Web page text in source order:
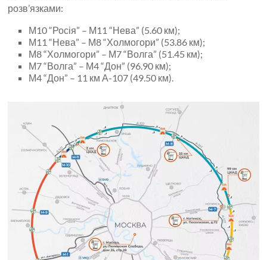
розв’язками:
М10 “Росія” – М11 “Нева” (5.60 км);
М11 “Нева” – М8 “Холмогори” (53.86 км);
М8 “Холмогори” – М7 “Волга” (51.45 км);
М7 “Волга” – М4 “Дон” (96.90 км);
М4 “Дон” – 11 км А-107 (49.50 км).